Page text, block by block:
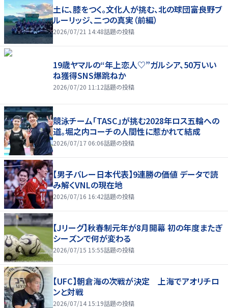
土に、膝をつく。文化人が挑む、北の球団――富良野ブ
ルーリッジ、二つの真実（前編）
2026/07/21 14:48話題の投稿
19歳ヤマルの“年上恋人♡”ガルシア、50万いい
ね獲得SNS爆跳ねか
2026/07/20 11:12話題の投稿
競泳チーム「TASC」が挑む2028年ロス五輪への
道。堀之内コーチの人間性に惹かれて結成
2026/07/17 06:06話題の投稿
【男子バレー日本代表】9連勝の価値 データで読
み解くVNLの現在地
2026/07/16 16:42話題の投稿
【Jリーグ】秋春制元年が8月開幕 初の年度またぎ
シーズンで何が変わる
2026/07/15 15:55話題の投稿
【UFC】朝倉海の次戦が決定 上海でアオリチロ
ンと対戦
2026/07/14 15:19話題の投稿